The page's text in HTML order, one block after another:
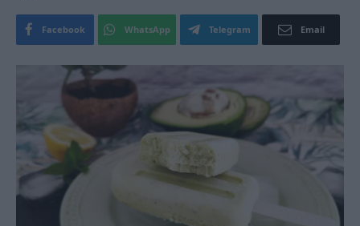
Facebook WhatsApp Telegram Email